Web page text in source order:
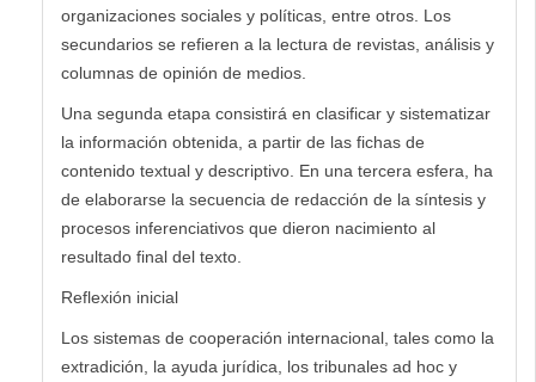
organizaciones sociales y políticas, entre otros. Los
secundarios se refieren a la lectura de revistas, análisis y
columnas de opinión de medios.
Una segunda etapa consistirá en clasificar y sistematizar
la información obtenida, a partir de las fichas de
contenido textual y descriptivo. En una tercera esfera, ha
de elaborarse la secuencia de redacción de la síntesis y
procesos inferenciativos que dieron nacimiento al
resultado final del texto.
Reflexión inicial
Los sistemas de cooperación internacional, tales como la
extradición, la ayuda jurídica, los tribunales ad hoc y